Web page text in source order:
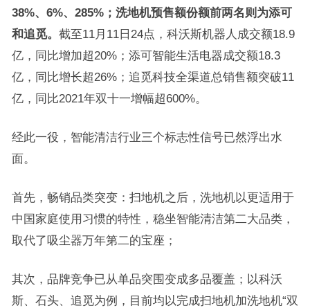
38%、6%、285%；洗地机预售额份额前两名则为添可
和追觅。 截至11月11日24点，科沃斯机器人成交额18.9
亿，同比增加超20%；添可智能生活电器成交额18.3
亿，同比增长超26%；追觅科技全渠道总销售额突破11
亿，同比2021年双十一增幅超600%。
经此一役，智能清洁行业三个标志性信号已然浮出水
面。
首先，畅销品类突变：扫地机之后，洗地机以更适用于
中国家庭使用习惯的特性，稳坐智能清洁第二大品类，
取代了吸尘器万年第二的宝座；
其次，品牌竞争已从单品突围变成多品覆盖；以科沃
斯、石头、追觅为例，目前均以完成扫地机加洗地机“双